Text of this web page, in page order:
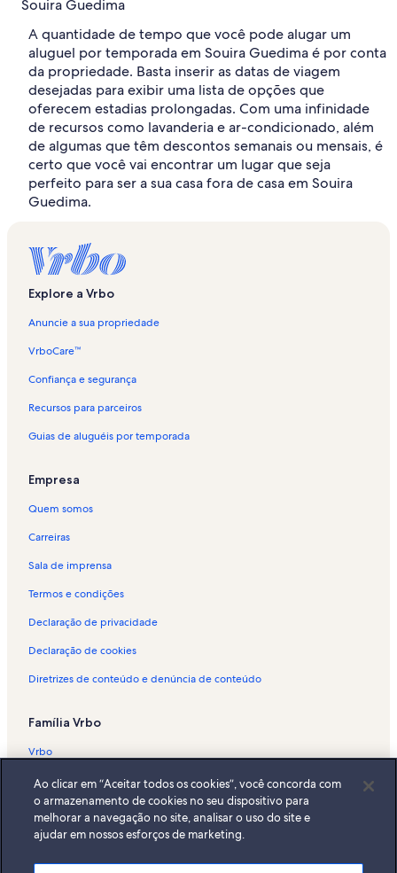
Souira Guedima
A quantidade de tempo que você pode alugar um
aluguel por temporada em Souira Guedima é por conta
da propriedade. Basta inserir as datas de viagem
desejadas para exibir uma lista de opções que
oferecem estadias prolongadas. Com uma infinidade
de recursos como lavanderia e ar-condicionado, além
de algumas que têm descontos semanais ou mensais, é
certo que você vai encontrar um lugar que seja
perfeito para ser a sua casa fora de casa em Souira
Guedima.
Explore a Vrbo
Anuncie a sua propriedade
VrboCare™
Confiança e segurança
Recursos para parceiros
Guias de aluguéis por temporada
Empresa
Quem somos
Carreiras
Sala de imprensa
Termos e condições
Declaração de privacidade
Declaração de cookies
Diretrizes de conteúdo e denúncia de conteúdo
Família Vrbo
Vrbo
Abritel.fr
FeWo-direkt.de
Bookabach.co.nz
Stayz.com.au
Ao clicar em “Aceitar todos os cookies”, você concorda com
o armazenamento de cookies no seu dispositivo para
melhorar a navegação no site, analisar o uso do site e
ajudar em nossos esforços de marketing.